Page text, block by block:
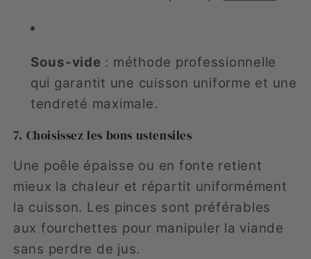
Sous-vide : méthode professionnelle
qui garantit une cuisson uniforme et une
tendreté maximale.
7. Choisissez les bons ustensiles
Une poêle épaisse ou en fonte retient
mieux la chaleur et répartit uniformément
la cuisson. Les pinces sont préférables
aux fourchettes pour manipuler la viande
sans perdre de jus.